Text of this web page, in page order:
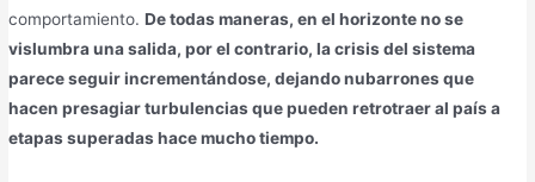
comportamiento.De todas maneras, en el horizonte no se
vislumbra una salida, por el contrario, la crisis del sistema
parece seguir incrementándose, dejando nubarrones que
hacen presagiar turbulencias que pueden retrotraer al país a
etapas superadas hace mucho tiempo.